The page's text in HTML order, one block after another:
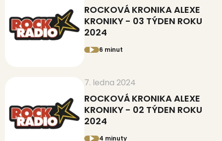
ROCKOVÁ KRONIKA ALEXE
KRONIKY - 03 TÝDEN ROKU
2024
6 minut
7. ledna 2024
ROCKOVÁ KRONIKA ALEXE
KRONIKY - 02 TÝDEN ROKU
2024
4 minuty